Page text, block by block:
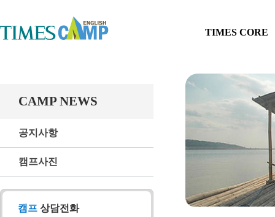
TIMES CORE
CAMP NEWS
공지사항
캠프사진
캠프 상담전화